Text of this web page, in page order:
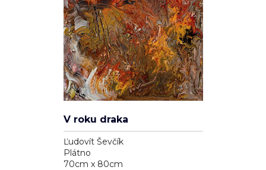
V roku draka
Ľudovít Ševčík
Plátno
70cm x 80cm